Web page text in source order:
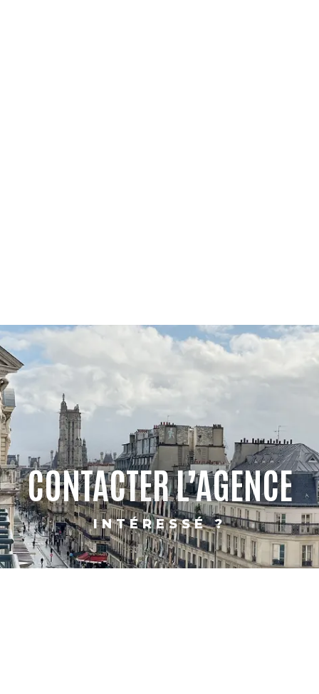
CONTACTER L’AGENCE
INTÉRESSÉ ?